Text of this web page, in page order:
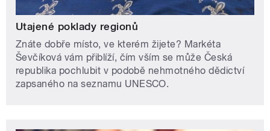
Utajené poklady regionů
Znáte dobře místo, ve kterém žijete? Markéta
Ševčíková vám přiblíží, čím vším se může Česká
republika pochlubit v podobě nehmotného dědictví
zapsaného na seznamu UNESCO.